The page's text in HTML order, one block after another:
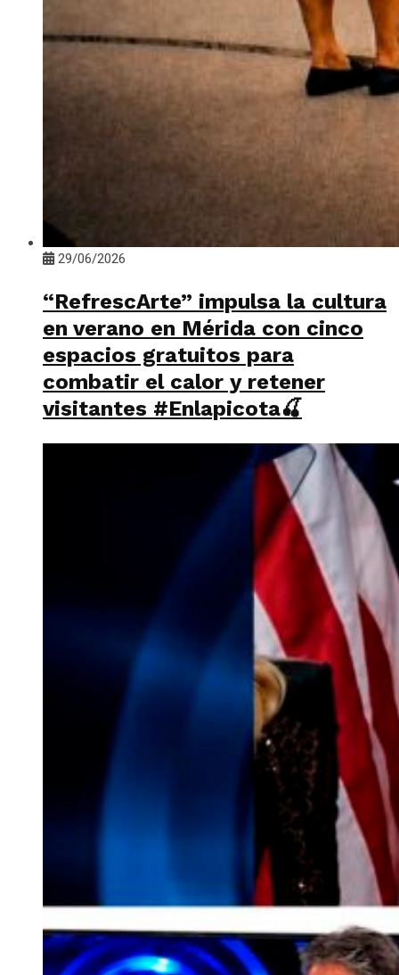
29/06/2026
“RefrescArte” impulsa la cultura
en verano en Mérida con cinco
espacios gratuitos para
combatir el calor y retener
visitantes #Enlapicota🍒